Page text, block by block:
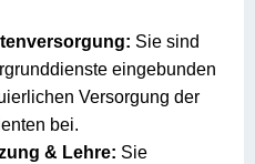
Sie sind
eingebunden
Versorgung der
bei.
& Lehre: Sie